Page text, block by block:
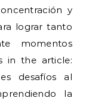
y
lograr tanto
momentos
in the article:
desafíos al
la